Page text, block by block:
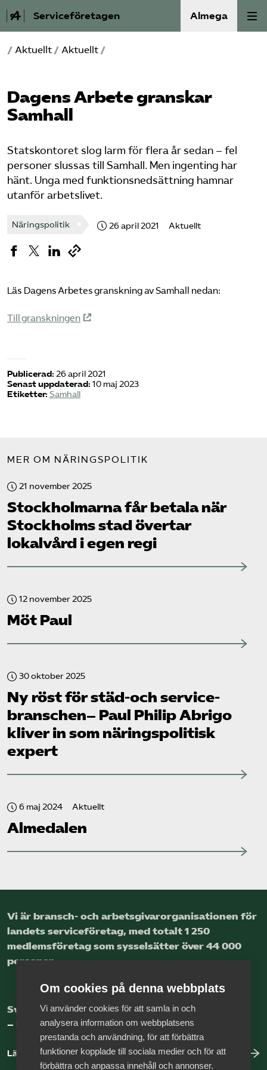
Serviceföretagen Almega
Om Service­företagen
Medlemskap
Auktorisation
Våra frågor
Bli medlem
Logga in på Arbetsgivarguiden
Sök på serviceforetagen.se
Press
In English
/ Aktuellt / Aktuellt /
Dagens Arbete granskar
Samhall
Statskontoret slog larm för flera år sedan – fel
personer slussas till Samhall. Men ingenting har
hänt. Unga med funktionsnedsättning hamnar
utanför arbetslivet.
Näringspolitik 26 april 2021 Aktuellt
Läs Dagens Arbetes granskning av Samhall nedan:
Till granskningen
Publicerad: 26 april 2021
Senast uppdaterad: 10 maj 2023
Etiketter: Samhall
MER OM NÄRINGSPOLITIK
21 november 2025
Stockholmarna får betala när
Stockholms stad övertar
lokalvård i egen regi
12 november 2025
Möt Paul
30 oktober 2025
Ny röst för städ-och service­
branschen– Paul Philip Abrigo
kliver in som näringspolitisk
expert
6 maj 2024 Aktuellt
Almedalen
Vi är bransch- och arbetsgivar­organisationen för
landets service­företag, med totalt 1 250
medlems­företag som sysselsätter över 44 000
personer.
Sveriges nya basnäring
– landets främsta integrationsmotor.
Läs mer om oss
Om cookies på denna webbplats
Vi använder cookies för att samla in och
analysera information om webbplatsens
prestanda och användning, för att förbättra
funktioner kopplade till sociala medier och för att
förbättra och anpassa innehåll och annonser.